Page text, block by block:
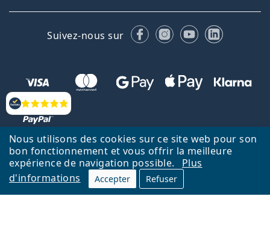
Nous utilisons des cookies sur ce site web pour son
bon fonctionnement et vous offrir la meilleure
expérience de navigation possible.
Plus
d'informations
Accepter Refuser
Évaluation
Suivez-nous sur FacebookInstagram
YouTubeLinkedIn
Retour à la page d'accueil
Haut
Lentiamo.fr est géré et exploité par Lentiamo s.r.o., République
Un service en ligne pour vous depuis 18 ans.